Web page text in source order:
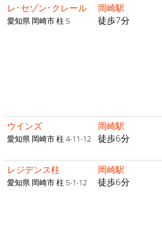
レ･セゾン･クレール
愛知県 岡崎市 柱 5
岡崎駅
徒歩7分
ウインズ
愛知県 岡崎市 柱 4-11-12
岡崎駅
徒歩6分
レジデンス柱
愛知県 岡崎市 柱 5-1-12
岡崎駅
徒歩6分